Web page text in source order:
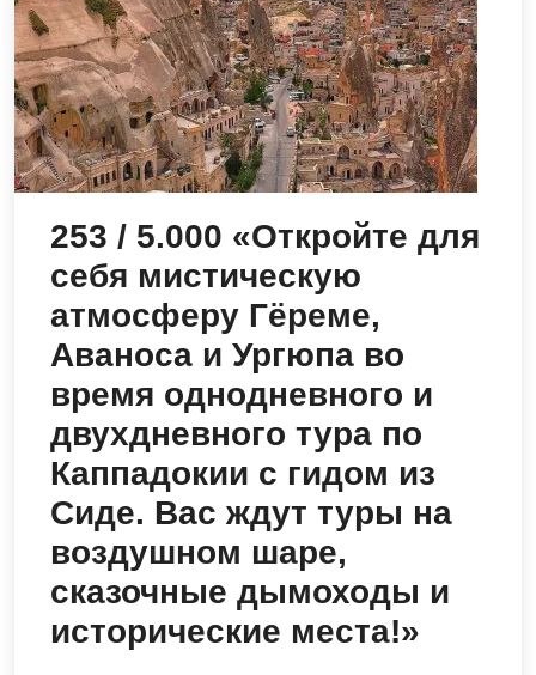
253 / 5.000 «Откройте для
себя мистическую
атмосферу Гёреме,
Аваноса и Ургюпа во
время однодневного и
двухдневного тура по
Каппадокии с гидом из
Сиде. Вас ждут туры на
воздушном шаре,
сказочные дымоходы и
исторические места!»